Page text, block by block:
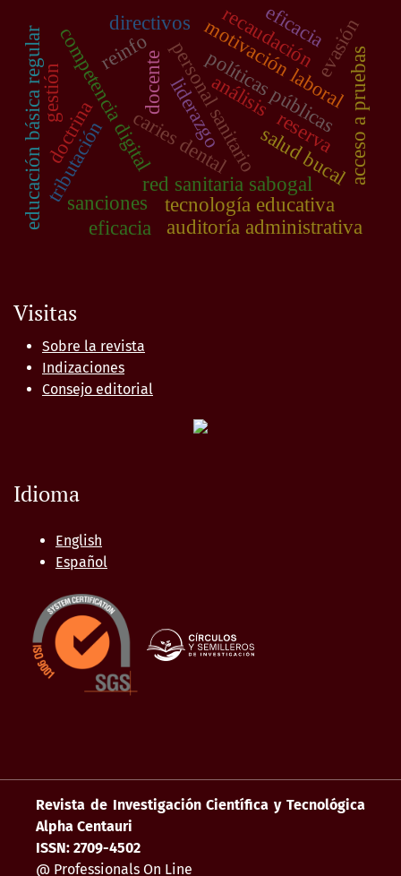
motivación laboral
personal sanitario
red sanitaria sabogal
salud bucal
caries dental
competencia digital
docente
tecnología educativa
análisis
doctrina
reinfo políticas públicas
auditoría administrativa
evasión
tributación
recaudación
acceso a pruebas
sanciones
eficacia
eficacia
liderazgo
gestión
directivos
reserva
educación básica regular
Visitas
Sobre la revista
Indizaciones
Consejo editorial
Idioma
English
Español
Revista de Investigación Científica y Tecnológica
Alpha Centauri
ISSN: 2709-4502
@ Professionals On Line